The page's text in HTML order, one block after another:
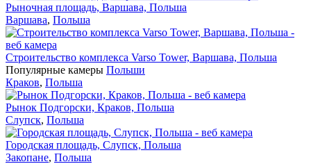
Рыночная площадь, Варшава, Польша
Варшава, Польша
Строительство комплекса Varso Tower, Варшава, Польша
Популярные камеры Польши
Краков, Польша
Рынок Подгорски, Краков, Польша
Слупск, Польша
Городская площадь, Слупск, Польша
Закопане, Польша